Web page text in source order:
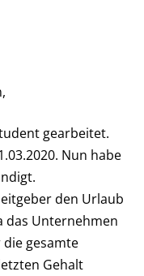
gearbeitet.
Nun habe
den Urlaub
das Unternehmen
gesamte
Gehalt